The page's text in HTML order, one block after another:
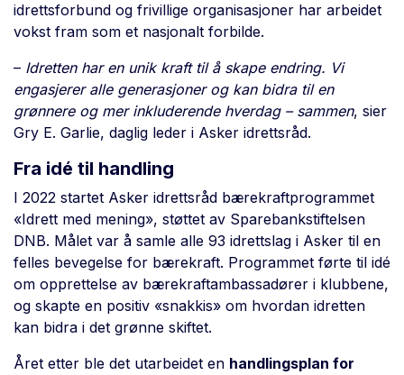
idrettsforbund og frivillige organisasjoner har arbeidet
vokst fram som et nasjonalt forbilde.
– Idretten har en unik kraft til å skape endring. Vi
engasjerer alle generasjoner og kan bidra til en
grønnere og mer inkluderende hverdag – sammen, sier
Gry E. Garlie, daglig leder i Asker idrettsråd.
Fra idé til handling
I 2022 startet Asker idrettsråd bærekraftprogrammet
«Idrett med mening», støttet av Sparebankstiftelsen
DNB. Målet var å samle alle 93 idrettslag i Asker til en
felles bevegelse for bærekraft. Programmet førte til idé
om opprettelse av bærekraftambassadører i klubbene,
og skapte en positiv «snakkis» om hvordan idretten
kan bidra i det grønne skiftet.
Året etter ble det utarbeidet en handlingsplan for